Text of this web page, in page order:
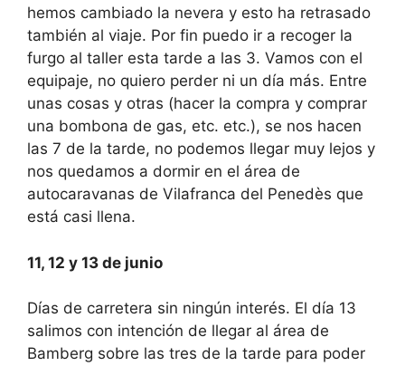
hemos cambiado la nevera y esto ha retrasado
también al viaje. Por fin puedo ir a recoger la
furgo al taller esta tarde a las 3. Vamos con el
equipaje, no quiero perder ni un día más. Entre
unas cosas y otras (hacer la compra y comprar
una bombona de gas, etc. etc.), se nos hacen
las 7 de la tarde, no podemos llegar muy lejos y
nos quedamos a dormir en el área de
autocaravanas de Vilafranca del Penedès que
está casi llena.
11, 12 y 13 de junio
Días de carretera sin ningún interés. El día 13
salimos con intención de llegar al área de
Bamberg sobre las tres de la tarde para poder